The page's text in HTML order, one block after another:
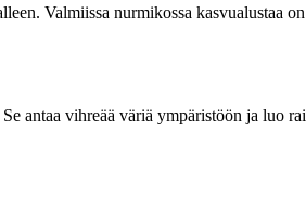
Valmiissa nurmikossa kasvualustaa
antaa vihreää väriä ympäristöön ja luo